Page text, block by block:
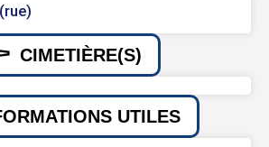
CIMETIÈRE(S)
UTILES